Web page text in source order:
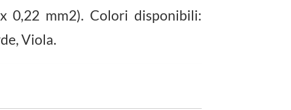
0,22 mm2). Colori disponibili:
Viola.